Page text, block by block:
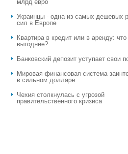
млрд евро
Украинцы - одна из самых дешевых
сил в Европе
Квартира в кредит или в аренду: что
выгоднее?
​Банковский депозит уступает свои
Мировая финансовая система
в сильном долларе
Чехия столкнулась с угрозой
правительственного кризиса